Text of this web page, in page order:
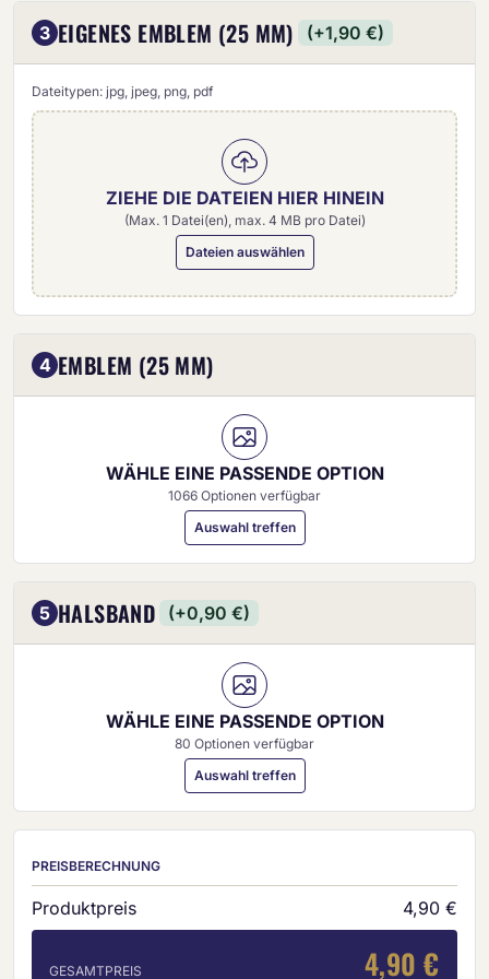
3 EIGENES EMBLEM (25 MM) (+1,90 €)
Dateitypen: jpg, jpeg, png, pdf
ZIEHE DIE DATEIEN HIER HINEIN
(Max. 1 Datei(en), max. 4 MB pro Datei)
Dateien auswählen
4 EMBLEM (25 MM)
WÄHLE EINE PASSENDE OPTION
1066 Optionen verfügbar
Auswahl treffen
5 HALSBAND (+0,90 €)
WÄHLE EINE PASSENDE OPTION
80 Optionen verfügbar
Auswahl treffen
PREISBERECHNUNG
Produktpreis 4,90 €
GESAMTPREIS 4,90 €